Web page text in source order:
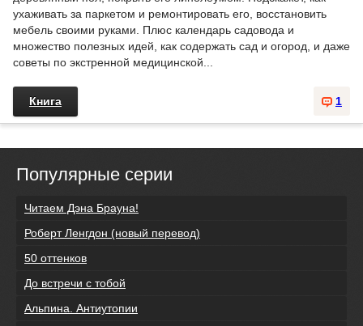
ухаживать за паркетом и ремонтировать его, восстановить
мебель своими руками. Плюс календарь садовода и
множество полезных идей, как содержать сад и огород, и даже
советы по экстренной медицинской...
1
Книга
Популярные серии
Читаем Дэна Брауна!
Роберт Ленгдон (новый перевод)
50 оттенков
До встречи с тобой
Альпина. Антиутопии